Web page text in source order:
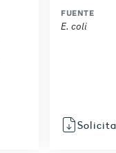
FUENTE
E. coli